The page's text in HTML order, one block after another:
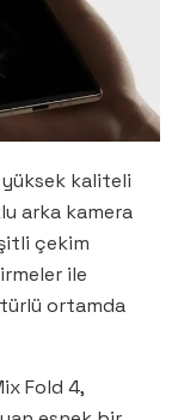
yüksek kaliteli
arka kamera
çekim
ile
türlü ortamda
Fold 4,